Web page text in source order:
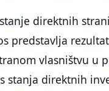
direktnih
predstavlja
vlasništvu u
stanja direktnih